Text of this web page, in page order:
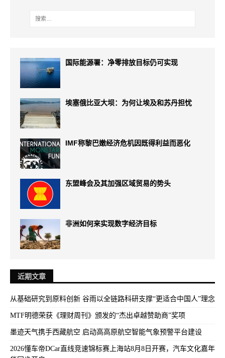
国际能源署：净零排放目标仍可实现
埃塞俄比亚大坝：为何让埃及和苏丹担忧
IMF称黎巴嫩经济危机因既得利益而恶化
东盟峰会及其加强区域贸易的势头
非洲如何来实现数字经济目标
近期文章
从基础研究到原料创新 谷雨以全链路科研支撑“更适合中国人”理念
MTF明德荣获《理财周刊》颁发的“杰出卓越赞助商”奖项
墨迹天气携手西藏航空 启动高高原航空智能气象预警平台建设
2026懂车帝DCar直线竞速锦标赛上海站8月8日开赛，汽车文化嘉年